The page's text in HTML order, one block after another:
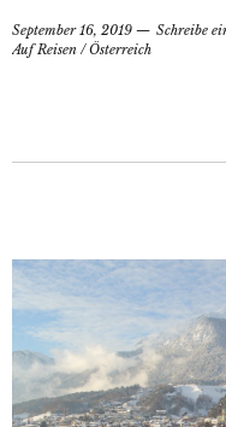
September 16, 2019
Schreibe
Auf Reisen /Österreich